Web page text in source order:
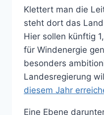
Klettert man die
steht dort das
Hier sollen künftig
für Windenergie
besonders
Landesregierung
diesem Jahr
Eine Ebene